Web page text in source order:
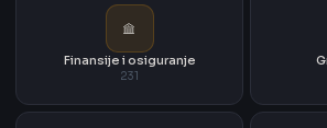
Finansije i osiguranje
231